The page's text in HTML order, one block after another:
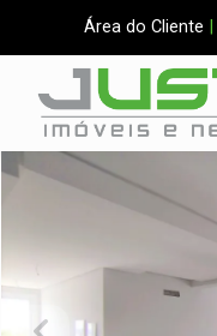
Área do Cliente